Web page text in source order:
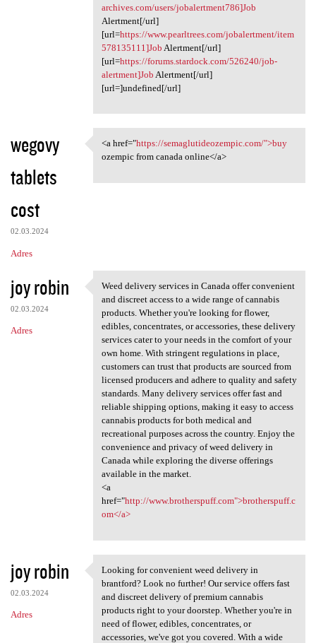
archives.com/users/jobalertment786]Job
Alertment[/url]
[url=https://www.pearltrees.com/jobalertment/item
578135111]Job Alertment[/url]
[url=https://forums.stardock.com/526240/job-
alertment]Job Alertment[/url]
[url=]undefined[/url]
wegovy
tablets
cost
02.03.2024
Adres
<a href="https:/
<a href="https://semaglutideozempic.com/">buy
ozempic from canada online</a>
joy robin
02.03.2024
Adres
Weed delivery services in
Weed delivery services in Canada offer convenient
and discreet access to a wide range of cannabis
products. Whether you're looking for flower,
edibles, concentrates, or accessories, these delivery
services cater to your needs in the comfort of your
own home. With stringent regulations in place,
customers can trust that products are sourced from
licensed producers and adhere to quality and safety
standards. Many delivery services offer fast and
reliable shipping options, making it easy to access
cannabis products for both medical and
recreational purposes across the country. Enjoy the
convenience and privacy of weed delivery in
Canada while exploring the diverse offerings
available in the market.
<a
href="http://www.brotherspuff.com">brotherspuff.c
om</a>
joy robin
02.03.2024
Adres
Looking for convenient weed
Looking for convenient weed delivery in
brantford? Look no further! Our service offers fast
and discreet delivery of premium cannabis
products right to your doorstep. Whether you're in
need of flower, edibles, concentrates, or
accessories, we've got you covered. With a wide